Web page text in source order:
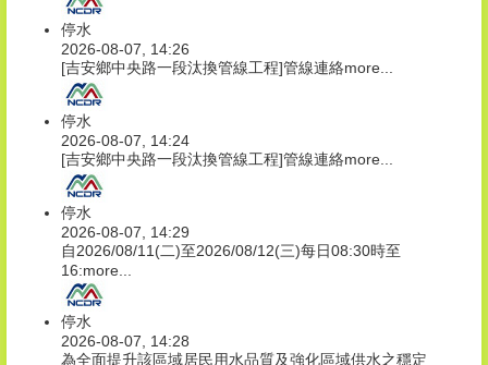
停水
2026-08-07, 14:26
[吉安鄉中央路一段汰換管線工程]管線連絡more...
停水
2026-08-07, 14:24
[吉安鄉中央路一段汰換管線工程]管線連絡more...
停水
2026-08-07, 14:29
自2026/08/11(二)至2026/08/12(三)每日08:30時至
16:more...
停水
2026-08-07, 14:28
為全面提升該區域居民用水品質及強化區域供水之穩定